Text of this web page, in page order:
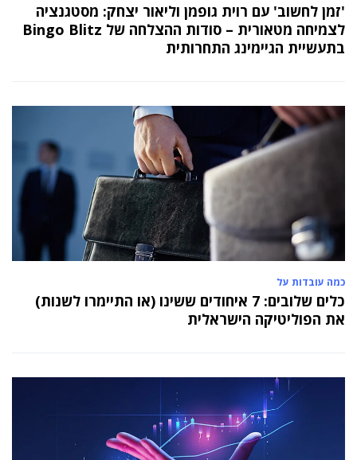
'זמן לחשוב' עם רוית גופמן וליאור יצחק: מסטגנציה
לצמיחה מטאורית – סודות ההצלחה של Bingo Blitz
בתעשיית הגיימינג התחרותית
כמה עובדות על
כלים שלובים: 7 איחודים ששינו (או התיימרו לשנות)
את הפוליטיקה הישראלית